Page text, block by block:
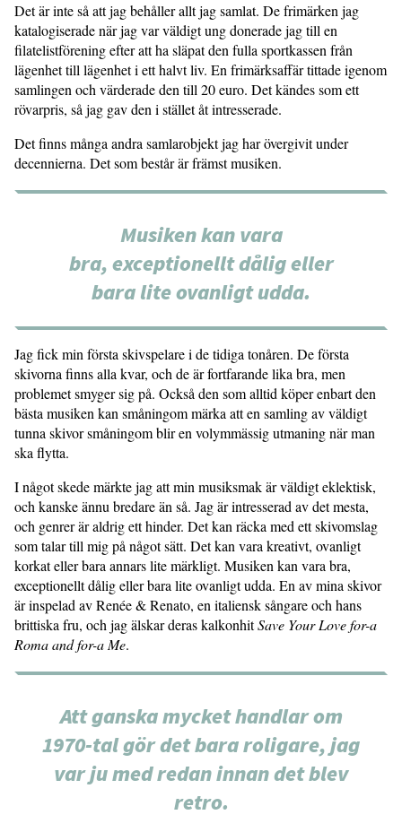
Det är inte så att jag behåller allt jag samlat. De frimärken jag
katalogiserade när jag var väldigt ung donerade jag till en
filatelistförening efter att ha släpat den fulla sportkassen från
lägenhet till lägenhet i ett halvt liv. En frimärksaffär tittade igenom
samlingen och värderade den till 20 euro. Det kändes som ett
rövarpris, så jag gav den i stället åt intresserade.
Det finns många andra samlarobjekt jag har övergivit under
decennierna. Det som består är främst musiken.
Musiken kan vara
bra, exceptionellt dålig eller
bara lite ovanligt udda.
Jag fick min första skivspelare i de tidiga tonåren. De första
skivorna finns alla kvar, och de är fortfarande lika bra, men
problemet smyger sig på. Också den som alltid köper enbart den
bästa musiken kan småningom märka att en samling av väldigt
tunna skivor småningom blir en volymmässig utmaning när man
ska flytta.
I något skede märkte jag att min musiksmak är väldigt eklektisk,
och kanske ännu bredare än så. Jag är intresserad av det mesta,
och genrer är aldrig ett hinder. Det kan räcka med ett skivomslag
som talar till mig på något sätt. Det kan vara kreativt, ovanligt
korkat eller bara annars lite märkligt. Musiken kan vara bra,
exceptionellt dålig eller bara lite ovanligt udda. En av mina skivor
är inspelad av Renée & Renato, en italiensk sångare och hans
brittiska fru, och jag älskar deras kalkonhitSave Your Love for-a
Roma and for-a Me.
Att ganska mycket handlar om
1970-tal gör det bara roligare, jag
var ju med redan innan det blev
retro.